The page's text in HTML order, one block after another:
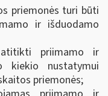
priemonės turi būti
ir išduodamo
priimamo ir
kiekio nustatymui
priemonės;